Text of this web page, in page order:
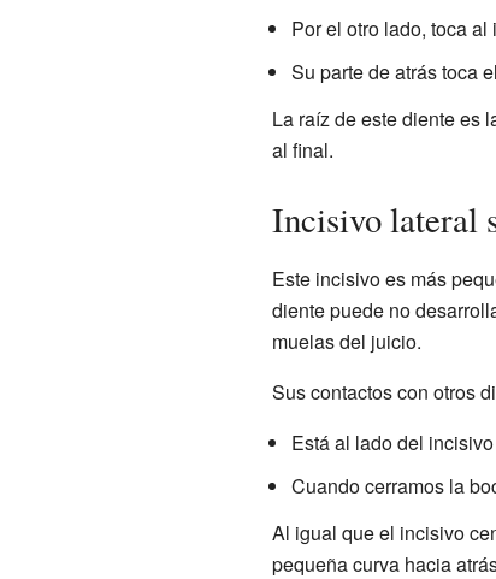
Por el otro lado, toca
Su parte de atrás toca
La raíz de este diente es
al final.
Incisivo lateral
Este incisivo es más
diente puede no
muelas del juicio.
Sus contactos con otros
Está al lado del
Cuando cerramos la
Al igual que el incisivo
pequeña curva hacia